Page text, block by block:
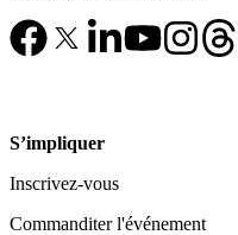
S’impliquer
Inscrivez-vous
Commanditer l'événement